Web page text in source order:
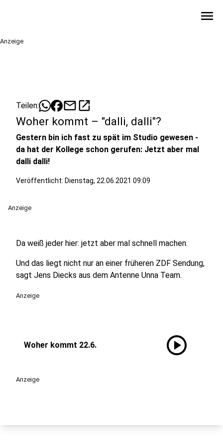
menu
Anzeige
Teilen: mailopen_in_new
Woher kommt – "dalli, dalli"?
Gestern bin ich fast zu spät im Studio gewesen -
da hat der Kollege schon gerufen: Jetzt aber mal
dalli dalli!
Veröffentlicht: Dienstag, 22.06.2021 09:09
Anzeige
Da weiß jeder hier: jetzt aber mal schnell machen.
Und das liegt nicht nur an einer früheren ZDF Sendung,
sagt Jens Diecks aus dem Antenne Unna Team.
Anzeige
Woher kommt 22.6. play_circle
Anzeige